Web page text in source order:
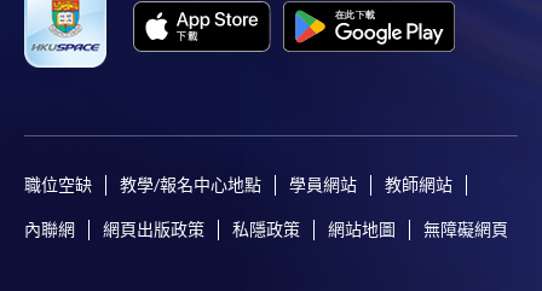
職位空缺 教學/報名中心地點 學員網站 教師網站
內聯網 網頁出版政策 私隱政策 網站地圖 無障礙網頁